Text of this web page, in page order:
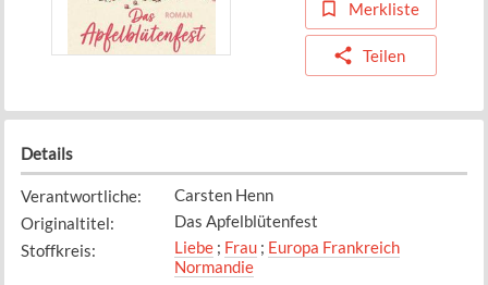
Merkliste
Teilen
Details
Verantwortliche:
Carsten Henn
Originaltitel:
Das Apfelblütenfest
Stoffkreis: Liebe; Frau; Europa Frankreich
Normandie